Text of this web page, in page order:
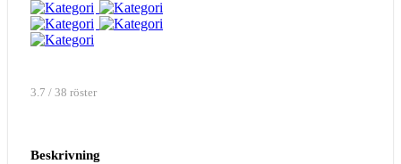
3.7 / 38 röster
Beskrivning